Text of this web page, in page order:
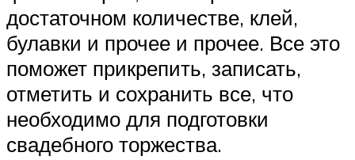
достаточном количестве, клей,
булавки и прочее и прочее. Все это
поможет прикрепить, записать,
отметить и сохранить все, что
необходимо для подготовки
свадебного торжества.